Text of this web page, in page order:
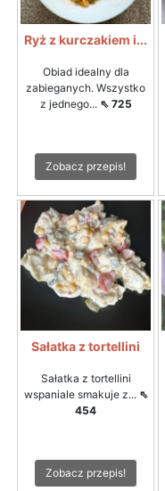
Ryż z kurczakiem i...
Obiad idealny dla
zabieganych. Wszystko
z jednego... ⇖ 725
Zobacz przepis!
Sałatka z tortellini
Sałatka z tortellini
wspaniale smakuje z... ⇖
454
Zobacz przepis!